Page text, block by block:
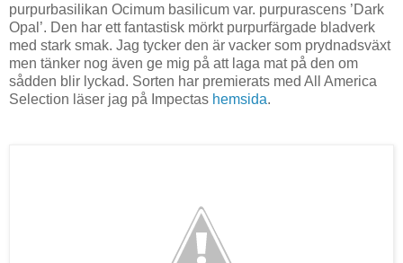
purpurbasilikan Ocimum basilicum var. purpurascens ’Dark
Opal’. Den har ett fantastisk mörkt purpurfärgade bladverk
med stark smak. Jag tycker den är vacker som prydnadsväxt
men tänker nog även ge mig på att laga mat på den om
sådden blir lyckad. Sorten har premierats med All America
Selection läser jag på Impectas hemsida.